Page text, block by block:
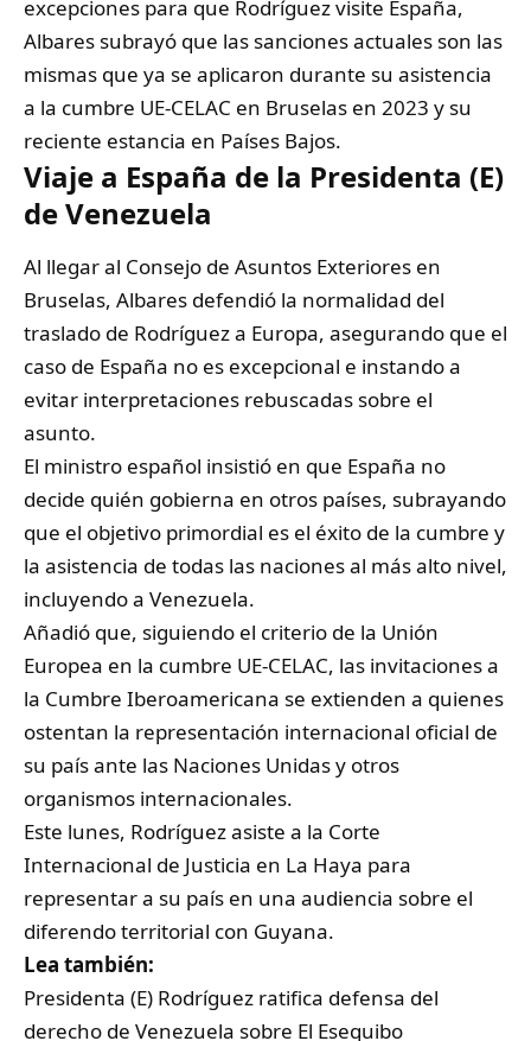
excepciones para que Rodríguez visite España,
Albares subrayó que las sanciones actuales son las
mismas que ya se aplicaron durante su asistencia
a la cumbre UE-CELAC en Bruselas en 2023 y su
reciente estancia en Países Bajos.
Viaje a España de la Presidenta (E)
de Venezuela
Al llegar al Consejo de Asuntos Exteriores en
Bruselas, Albares defendió la normalidad del
traslado de Rodríguez a Europa, asegurando que el
caso de España no es excepcional e instando a
evitar interpretaciones rebuscadas sobre el
asunto.
El ministro español insistió en que España no
decide quién gobierna en otros países, subrayando
que el objetivo primordial es el éxito de la cumbre y
la asistencia de todas las naciones al más alto nivel,
incluyendo a Venezuela.
Añadió que, siguiendo el criterio de la Unión
Europea en la cumbre UE-CELAC, las invitaciones a
la Cumbre Iberoamericana se extienden a quienes
ostentan la representación internacional oficial de
su país ante las Naciones Unidas y otros
organismos internacionales.
Este lunes, Rodríguez asiste a la Corte
Internacional de Justicia en La Haya para
representar a su país en una audiencia sobre el
diferendo territorial con Guyana.
Lea también:
Presidenta (E) Rodríguez ratifica defensa del
derecho de Venezuela sobre El Esequibo